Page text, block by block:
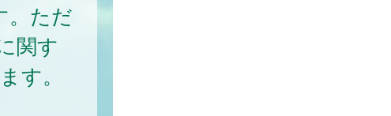
。ただ
関す
す。